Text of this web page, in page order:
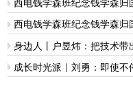
西电钱学森班纪念钱学森归
西电钱学森班纪念钱学森归
成长时光派｜刘勇：即使不